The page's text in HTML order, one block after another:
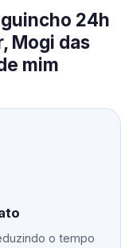
24h
Mogi das
mim
o tempo